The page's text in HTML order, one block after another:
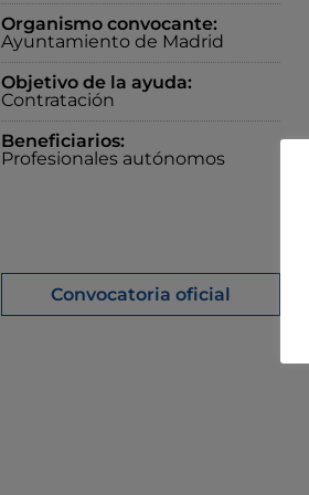
Organismo convocante:
Ayuntamiento de Madrid
Objetivo de la ayuda:
Contratación
Beneficiarios:
Profesionales autónomos
Convocatoria oficial